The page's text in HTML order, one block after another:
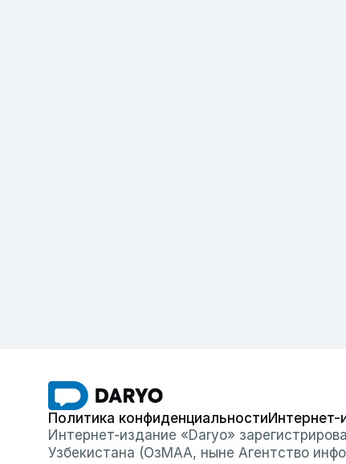
Политика конфиденциальностиИнтернет-
Интернет-издание «Daryo»
Узбекистана (ОзМАА, ныне Агентство